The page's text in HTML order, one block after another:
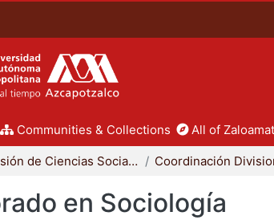
Communities & Collections All of
División de Ciencias Sociales y Humanidades
en Sociología